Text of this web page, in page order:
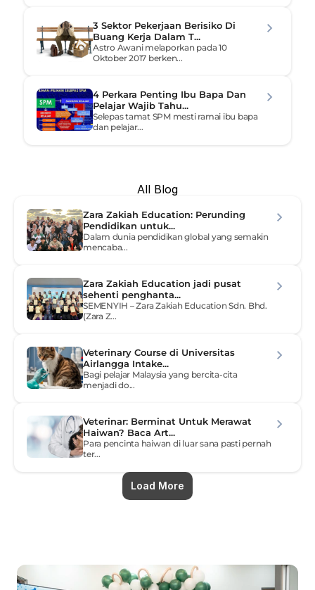
3 Sektor Pekerjaan Berisiko Di
Buang Kerja Dalam T...
Astro Awani melaporkan pada 10
Oktober 2017 berken...
4 Perkara Penting Ibu Bapa Dan
Pelajar Wajib Tahu...
Selepas tamat SPM mesti ramai ibu bapa
dan pelajar...
All Blog
Zara Zakiah Education: Perunding
Pendidikan untuk...
Dalam dunia pendidikan global yang semakin
mencaba...
Zara Zakiah Education jadi pusat
sehenti penghanta...
SEMENYIH – Zara Zakiah Education Sdn. Bhd.
(Zara Z...
Veterinary Course di Universitas
Airlangga Intake...
Bagi pelajar Malaysia yang bercita-cita
menjadi do...
Veterinar: Berminat Untuk Merawat
Haiwan? Baca Art...
Para pencinta haiwan di luar sana pasti pernah
ter...
Load More